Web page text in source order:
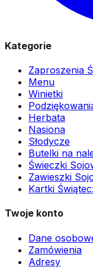
Kategorie
Zaproszenia
Menu
Winietki
Herbata
Nasiona
Słodycze
Butelki na
Świeczki
Zawieszki
Kartki
Twoje konto
Dane
Zamówienia
Adresy